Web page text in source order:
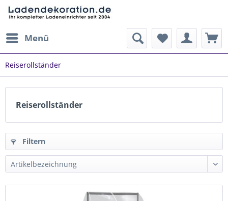
Menü
Reiserollständer
Reiserollständer
Filtern